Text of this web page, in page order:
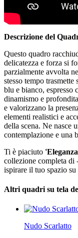
Descrizione del
Questo quadro
delicatezza e forza si
parzialmente avvolta
stesso tempo
blu e bianco, espresso
dinamismo e
e valorizzano la
elementi realistici e
della scena. Ne nasce
contemplazione e una
Ti è piaciuto
collezione completa di
ispirare il tuo spazio su
Altri quadri su tela
Nudo Scarlatto